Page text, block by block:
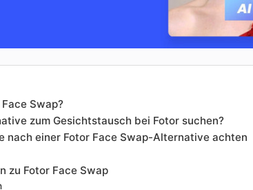
Swap?
zum Gesichtstausch bei Fotor suchen?
nach einer Fotor Face Swap-Alternative achten
zu Fotor Face Swap